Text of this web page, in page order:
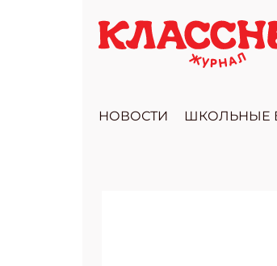
НОВОСТИ ШКОЛЬНЫЕ